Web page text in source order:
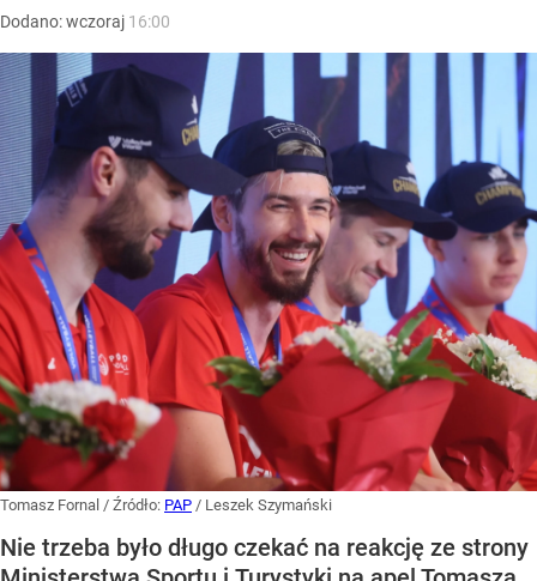
Dodano:wczoraj 16:00
Tomasz Fornal / Źródło: PAP / Leszek Szymański
Nie trzeba było długo czekać na reakcję ze strony